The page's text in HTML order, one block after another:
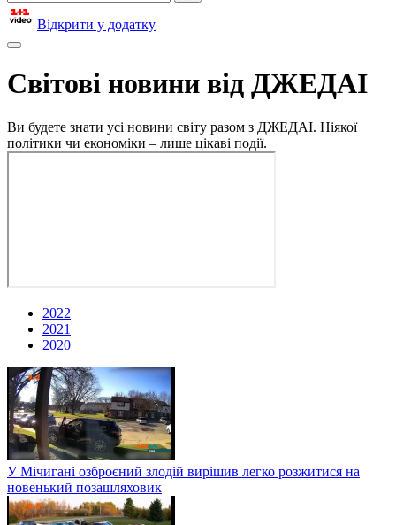
Відкрити у додатку
Світові новини від ДЖЕДАІ
Ви будете знати усі новини світу разом з ДЖЕДАІ. Ніякої
політики чи економіки – лише цікаві події.
2022
2021
2020
У Мічигані озброєний злодій вирішив легко розжитися на
новенький позашляховик